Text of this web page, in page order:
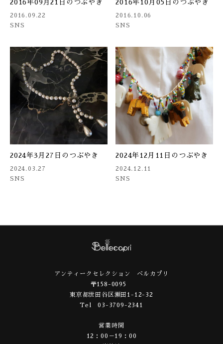
2016年09月21日のつぶやき
2016.09.22
SNS
2016年10月05日のつぶやき
2016.10.06
SNS
2024年3月27日のつぶやき
2024.03.27
SNS
2024年12月11日のつぶやき
2024.12.11
SNS
アンティークセレクション ベルカプリ
〒158-0095
東京都世田谷区瀬田1-12-32
Tel 03-3709-2341
営業時間
12：00－19：00